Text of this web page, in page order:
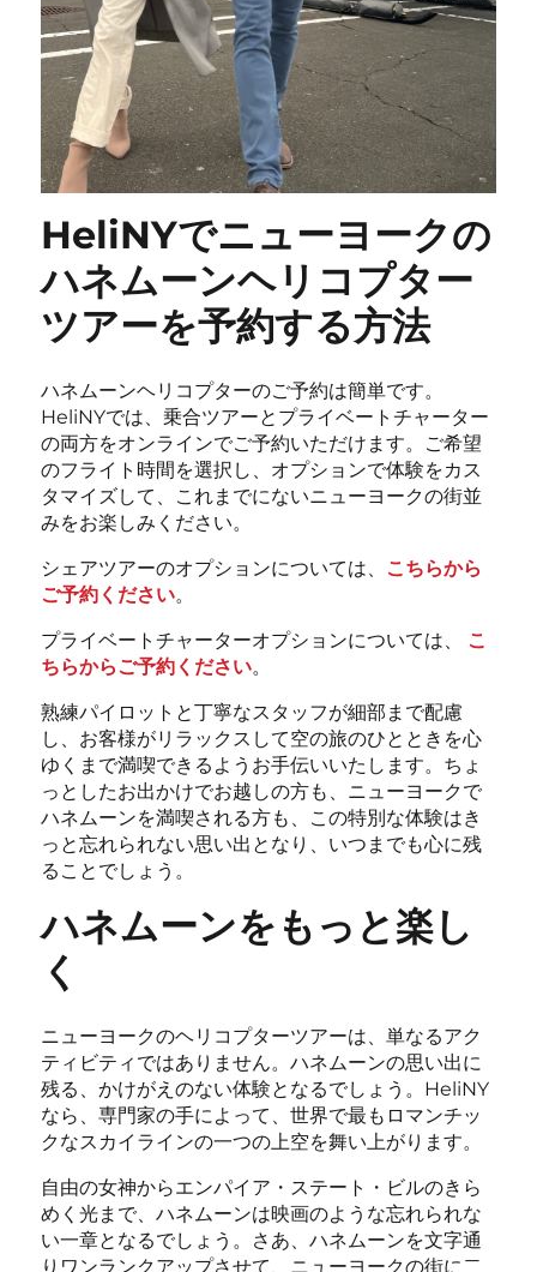
HeliNYでニューヨークの
ハネムーンヘリコプター
ツアーを予約する方法
ハネムーンヘリコプターのご予約は簡単です。
HeliNYでは、乗合ツアーとプライベートチャーター
の両方をオンラインでご予約いただけます。ご希望
のフライト時間を選択し、オプションで体験をカス
タマイズして、これまでにないニューヨークの街並
みをお楽しみください。
シェアツアーのオプションについては、
こちらから
ご予約ください。
プライベートチャーターオプションについては、
こ
ちらからご予約ください。
熟練パイロットと丁寧なスタッフが細部まで配慮
し、お客様がリラックスして空の旅のひとときを心
ゆくまで満喫できるようお手伝いいたします。ちょ
っとしたお出かけでお越しの方も、ニューヨークで
ハネムーンを満喫される方も、この特別な体験はき
っと忘れられない思い出となり、いつまでも心に残
ることでしょう。
ハネムーンをもっと楽し
く
ニューヨークのヘリコプターツアーは、単なるアク
ティビティではありません。ハネムーンの思い出に
残る、かけがえのない体験となるでしょう。HeliNY
なら、専門家の手によって、世界で最もロマンチッ
クなスカイラインの一つの上空を舞い上がります。
自由の女神からエンパイア・ステート・ビルのきら
めく光まで、ハネムーンは映画のような忘れられな
い一章となるでしょう。さあ、ハネムーンを文字通
りワンランクアップさせて、ニューヨークの街に二